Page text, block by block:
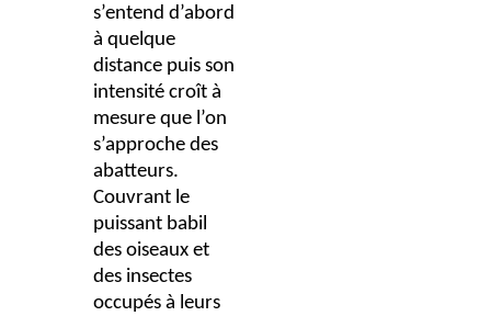
s’entend d’abord
à quelque
distance puis son
intensité croît à
mesure que l’on
s’approche des
abatteurs.
Couvrant le
puissant babil
des oiseaux et
des insectes
occupés à leurs